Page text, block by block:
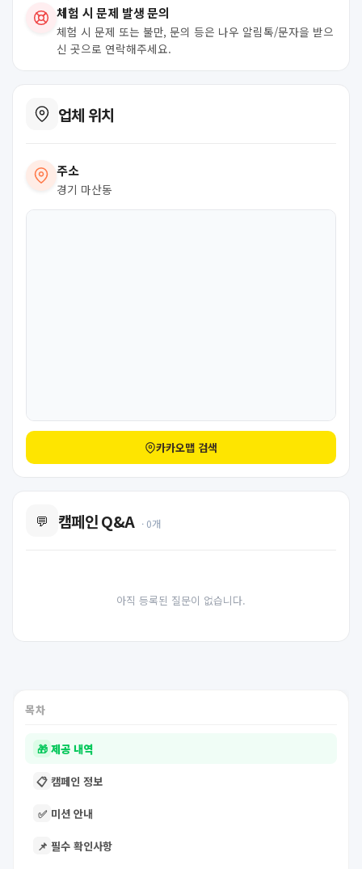
체험 시 문제 발생 문의
체험 시 문제 또는 불만, 문의 등은 나우 알림톡/문자을 받으
신 곳으로 연락해주세요.
업체 위치
주소
경기 마산동
카카오맵 검색
💬 캠페인 Q&A · 0개
아직 등록된 질문이 없습니다.
목차
🎁 제공 내역
📋 캠페인 정보
✅ 미션 안내
📌 필수 확인사항